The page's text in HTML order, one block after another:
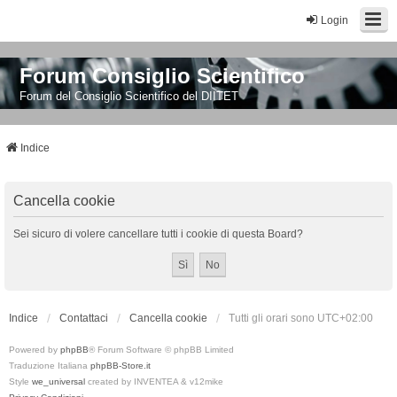
Login
Forum Consiglio Scientifico
Forum del Consiglio Scientifico del DIITET
Indice
Cancella cookie
Sei sicuro di volere cancellare tutti i cookie di questa Board?
Indice Contattaci Cancella cookie Tutti gli orari sono UTC+02:00
Powered by phpBB® Forum Software © phpBB Limited
Traduzione Italiana phpBB-Store.it
Style we_universal created by INVENTEA & v12mike